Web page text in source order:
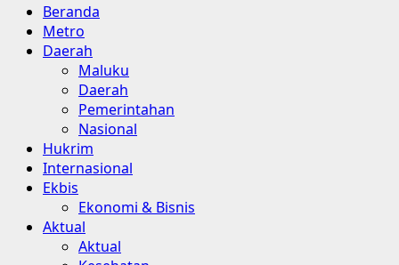
Primary
Menu
Beranda
Metro
Daerah
Maluku
Daerah
Pemerintahan
Nasional
Hukrim
Internasional
Ekbis
Ekonomi & Bisnis
Aktual
Aktual